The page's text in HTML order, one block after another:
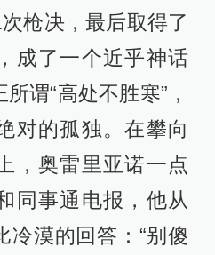
枪决，最后取得了
成了一个近乎神话
谓“高处不胜寒”，
对的孤独。在攀向
，奥雷里亚诺一点
同事通电报，他从
冷漠的回答：“别傻